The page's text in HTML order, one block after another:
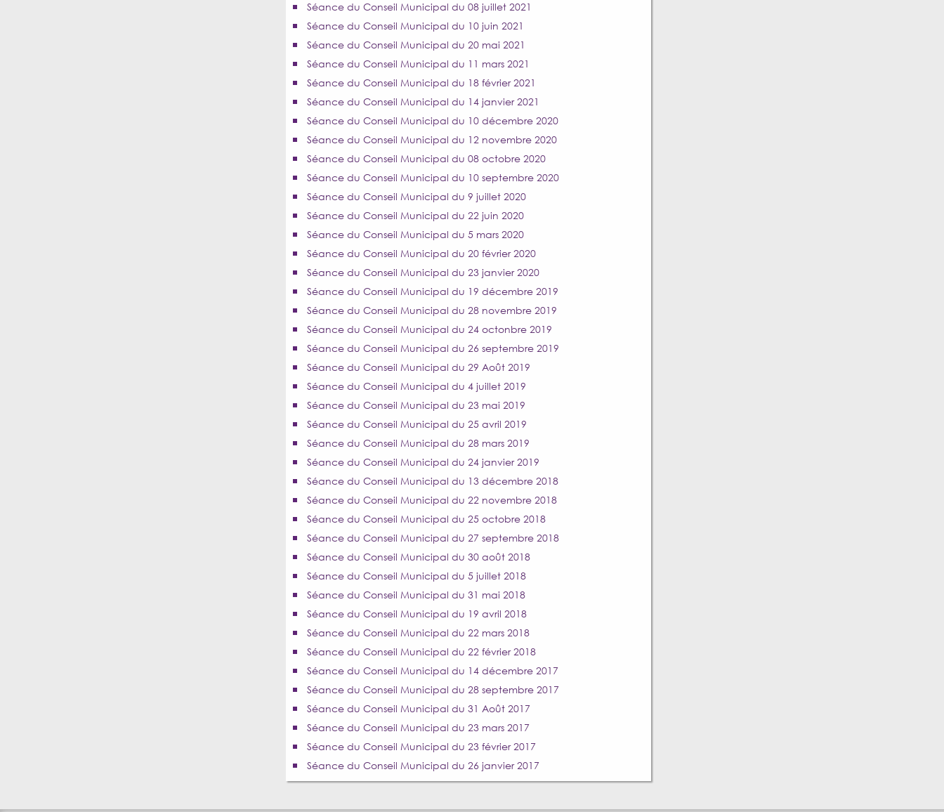
Séance du Conseil Municipal du 08 juillet 2021
Séance du Conseil Municipal du 10 juin 2021
Séance du Conseil Municipal du 20 mai 2021
Séance du Conseil Municipal du 11 mars 2021
Séance du Conseil Municipal du 18 février 2021
Séance du Conseil Municipal du 14 janvier 2021
Séance du Conseil Municipal du 10 décembre 2020
Séance du Conseil Municipal du 12 novembre 2020
Séance du Conseil Municipal du 08 octobre 2020
Séance du Conseil Municipal du 10 septembre 2020
Séance du Conseil Municipal du 9 juillet 2020
Séance du Conseil Municipal du 22 juin 2020
Séance du Conseil Municipal du 5 mars 2020
Séance du Conseil Municipal du 20 février 2020
Séance du Conseil Municipal du 23 janvier 2020
Séance du Conseil Municipal du 19 décembre 2019
Séance du Conseil Municipal du 28 novembre 2019
Séance du Conseil Municipal du 24 octonbre 2019
Séance du Conseil Municipal du 26 septembre 2019
Séance du Conseil Municipal du 29 Août 2019
Séance du Conseil Municipal du 4 juillet 2019
Séance du Conseil Municipal du 23 mai 2019
Séance du Conseil Municipal du 25 avril 2019
Séance du Conseil Municipal du 28 mars 2019
Séance du Conseil Municipal du 24 janvier 2019
Séance du Conseil Municipal du 13 décembre 2018
Séance du Conseil Municipal du 22 novembre 2018
Séance du Conseil Municipal du 25 octobre 2018
Séance du Conseil Municipal du 27 septembre 2018
Séance du Conseil Municipal du 30 août 2018
Séance du Conseil Municipal du 5 juillet 2018
Séance du Conseil Municipal du 31 mai 2018
Séance du Conseil Municipal du 19 avril 2018
Séance du Conseil Municipal du 22 mars 2018
Séance du Conseil Municipal du 22 février 2018
Séance du Conseil Municipal du 14 décembre 2017
Séance du Conseil Municipal du 28 septembre 2017
Séance du Conseil Municipal du 31 Août 2017
Séance du Conseil Municipal du 23 mars 2017
Séance du Conseil Municipal du 23 février 2017
Séance du Conseil Municipal du 26 janvier 2017